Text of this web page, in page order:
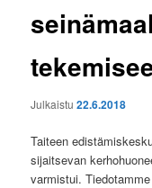
Julkaistu22.6.2018
Taiteen
sijaitsevan
varmistui.